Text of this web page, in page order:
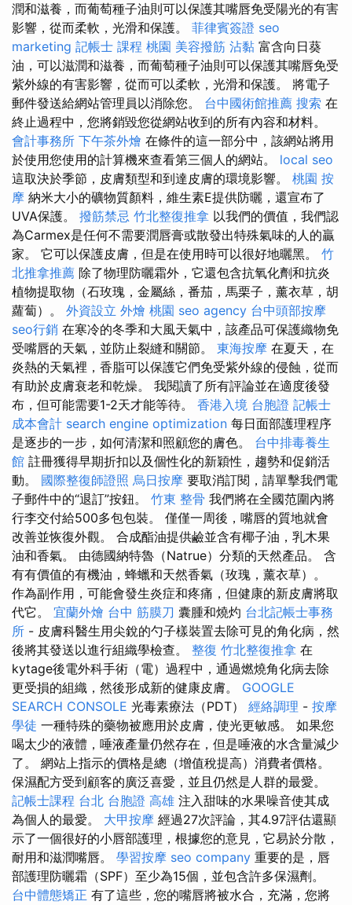
潤和滋養，而葡萄種子油則可以保護其嘴唇免受陽光的有害
影響，從而柔軟，光滑和保護。 菲律賓簽證 seo
marketing 記帳士 課程 桃園 美容撥筋 沾黏 富含向日葵
油，可以滋潤和滋養，而葡萄種子油則可以保護其嘴唇免受
紫外線的有害影響，從而可以柔軟，光滑和保護。 將電子
郵件發送給網站管理員以消除您。 台中國術館推薦 搜索 在
終止過程中，您將銷毀您從網站收到的所有內容和材料。
會計事務所 下午茶外燴 在條件的這一部分中，該網站將用
於使用您使用的計算機來查看第三個人的網站。 local seo
這取決於季節，皮膚類型和到達皮膚的環境影響。 桃園 按
摩 納米大小的礦物質顏料，維生素E提供防曬，還宣布了
UVA保護。 撥筋禁忌 竹北整復推拿 以我們的價值，我們認
為Carmex是任何不需要潤唇膏或散發出特殊氣味的人的贏
家。 它可以保護皮膚，但是在使用時可以很好地曬黑。 竹
北推拿推薦 除了物理防曬霜外，它還包含抗氧化劑和抗炎
植物提取物（石玫瑰，金屬絲，番茄，馬栗子，薰衣草，胡
蘿蔔）。 外資設立 外燴 桃園 seo agency 台中頭部按摩
seo行銷 在寒冷的冬季和大風天氣中，該產品可保護織物免
受嘴唇的天氣，並防止裂縫和關節。 東海按摩 在夏天，在
炎熱的天氣裡，香脂可以保護它們免受紫外線的侵蝕，從而
有助於皮膚衰老和乾燥。 我閱讀了所有評論並在適度後發
布，但可能需要1-2天才能等待。 香港入境 台胞證 記帳士
成本會計 search engine optimization 每日面部護理程序
是逐步的一步，如何清潔和照顧您的膚色。 台中排毒養生
館 註冊獲得早期折扣以及個性化的新穎性，趨勢和促銷活
動。 國際整復師證照 烏日按摩 要取消訂閱，請單擊我們電
子郵件中的“退訂”按鈕。 竹東 整骨 我們將在全國范圍內將
行李交付給500多包包裝。 僅僅一周後，嘴唇的質地就會
改善並恢復外觀。 合成酯油提供鹼並含有椰子油，乳木果
油和香氣。 由德國納特魯（Natrue）分類的天然產品。 含
有有價值的有機油，蜂蠟和天然香氣（玫瑰，薰衣草）。
作為副作用，可能會發生炎症和疼痛，但健康的新皮膚將取
代它。 宜蘭外燴 台中 筋膜刀 囊腫和燒灼 台北記帳士事務
所 - 皮膚科醫生用尖銳的勺子樣裝置去除可見的角化病，然
後將其發送以進行組織學檢查。 整復 竹北整復推拿 在
kytage後電外科手術（電）過程中，通過燃燒角化病去除
更受損的組織，然後形成新的健康皮膚。 GOOGLE
SEARCH CONSOLE 光毒素療法（PDT） 經絡調理 - 按摩
學徒 一種特殊的藥物被應用於皮膚，使光更敏感。 如果您
喝太少的液體，唾液產量仍然存在，但是唾液的水含量減少
了。 網站上指示的價格是總（增值稅提高）消費者價格。
保濕配方受到顧客的廣泛喜愛，並且仍然是人群的最愛。
記帳士課程 台北 台胞證 高雄 注入甜味的水果噪音使其成
為個人的最愛。 大甲按摩 經過27次評論，其4.97評估還顯
示了一個很好的小唇部護理，根據您的意見，它易於分散，
耐用和滋潤嘴唇。 學習按摩 seo company 重要的是，唇
部護理防曬霜（SPF）至少為15個，並包含許多保濕劑。
台中體態矯正 有了這些，您的嘴唇將被水合，充滿，您將